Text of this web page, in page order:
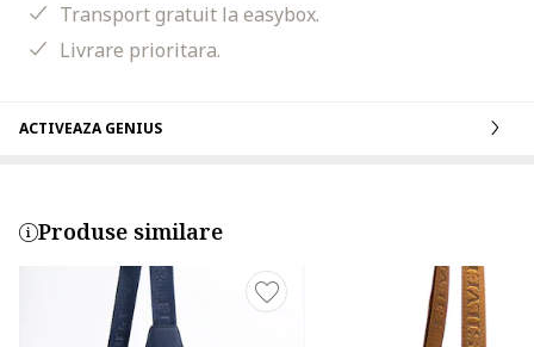
Transport gratuit la easybox.
Livrare prioritara.
ACTIVEAZA GENIUS
Produse similare